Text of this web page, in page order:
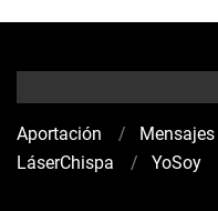
Aportación
LáserChispa
YoSoy